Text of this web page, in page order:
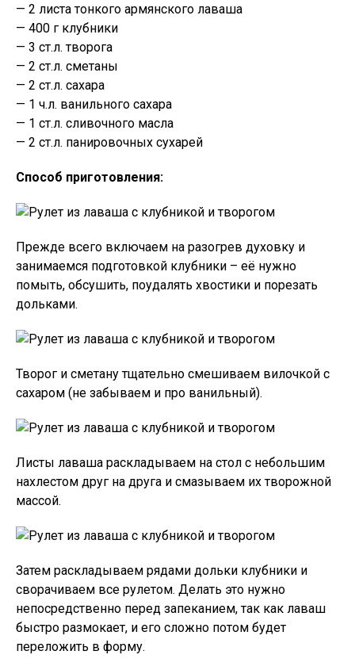
— 2 листа тонкого армянского лаваша
— 400 г клубники
— 3 ст.л. творога
— 2 ст.л. сметаны
— 2 ст.л. сахара
— 1 ч.л. ванильного сахара
— 1 ст.л. сливочного масла
— 2 ст.л. панировочных сухарей
Способ приготовления:
Прежде всего включаем на разогрев духовку и
занимаемся подготовкой клубники – её нужно
помыть, обсушить, поудалять хвостики и порезать
дольками.
Творог и сметану тщательно смешиваем вилочкой с
сахаром (не забываем и про ванильный).
Листы лаваша раскладываем на стол с небольшим
нахлестом друг на друга и смазываем их творожной
массой.
Затем раскладываем рядами дольки клубники и
сворачиваем все рулетом. Делать это нужно
непосредственно перед запеканием, так как лаваш
быстро размокает, и его сложно потом будет
переложить в форму.